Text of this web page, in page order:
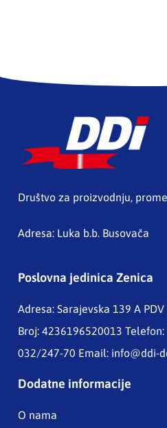
Društvo za proizvodnju,
Adresa: Luka b.b. Busovača
Poslovna jedinica Zenica
Adresa: Sarajevska 139 A
Broj: 4236196520013
032/247-70 Email: info@ddi-
Dodatne informacije
O nama